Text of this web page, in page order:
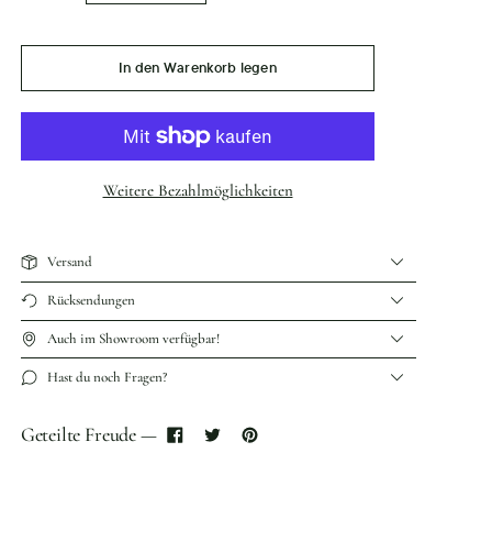
In den Warenkorb legen
Weitere Bezahlmöglichkeiten
Versand
Rücksendungen
Auch im Showroom verfügbar!
Hast du noch Fragen?
Geteilte Freude —